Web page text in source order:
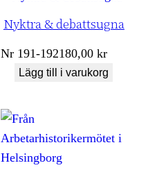
Nyktra & debattsugna
Nr 191-192180,00kr
Lägg till i varukorg